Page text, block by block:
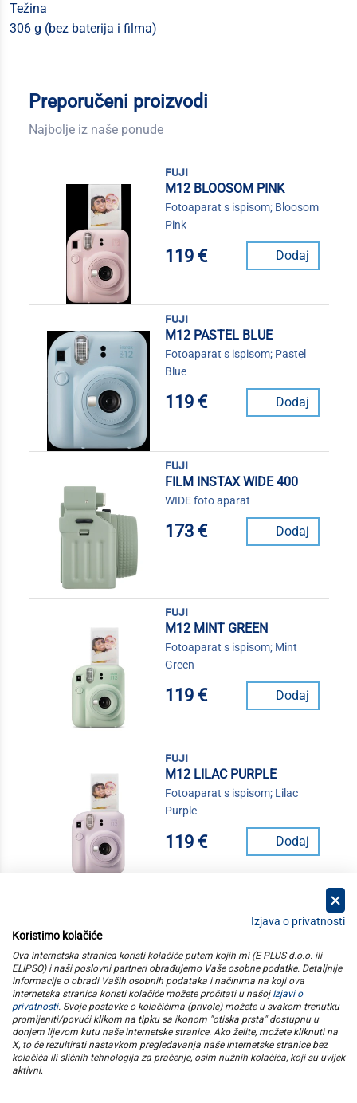
Težina
306 g (bez baterija i filma)
Preporučeni proizvodi
Najbolje iz naše ponude
fuji
M12 BLOOSOM PINK
Fotoaparat s ispisom; Bloosom
Pink
119 € Dodaj
fuji
M12 PASTEL BLUE
Fotoaparat s ispisom; Pastel
Blue
119 € Dodaj
fuji
FILM INSTAX WIDE 400
WIDE foto aparat
173 € Dodaj
fuji
M12 MINT GREEN
Fotoaparat s ispisom; Mint
Green
119 € Dodaj
fuji
M12 LILAC PURPLE
Fotoaparat s ispisom; Lilac
Purple
119 € Dodaj
kategorije
elipso
informacije
pratite nas
Izjava o privatnosti
Koristimo kolačiće
Ova internetska stranica koristi kolačiće putem kojih mi (E PLUS d.o.o. ili
ELIPSO) i naši poslovni partneri obrađujemo Vaše osobne podatke. Detaljnije
informacije o obradi Vaših osobnih podataka i načinima na koji ova
internetska stranica koristi kolačiće možete pročitati u našoj Izjavi o
privatnosti. Svoje postavke o kolačićima (privole) možete u svakom trenutku
promijeniti/povući klikom na tipku sa ikonom "otiska prsta" dostupnu u
donjem lijevom kutu naše internetske stranice. Ako želite, možete kliknuti na
X, to će rezultirati nastavkom pregledavanja naše internetske stranice bez
kolačića ili sličnih tehnologija za praćenje, osim nužnih kolačića, koji su uvijek
aktivni.